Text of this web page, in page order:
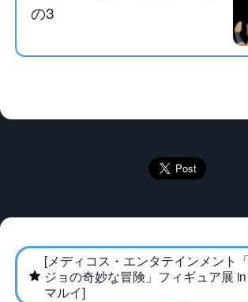
の3
[メディコス・エンタテインメント
ジョの奇妙な冒険」フィギュア展
マルイ]